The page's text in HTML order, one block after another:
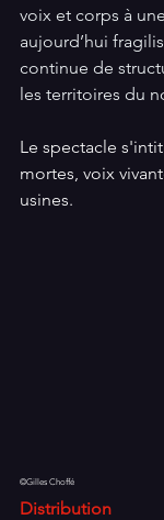
voix et corps à
aujourd’hui
continue de
les territoires du
Le spectacle
mortes, voix
usines.
©Gilles Choffé
Distribution